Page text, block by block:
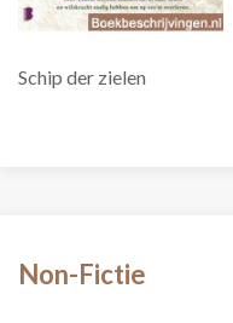
Schip der zielen
Non-Fictie